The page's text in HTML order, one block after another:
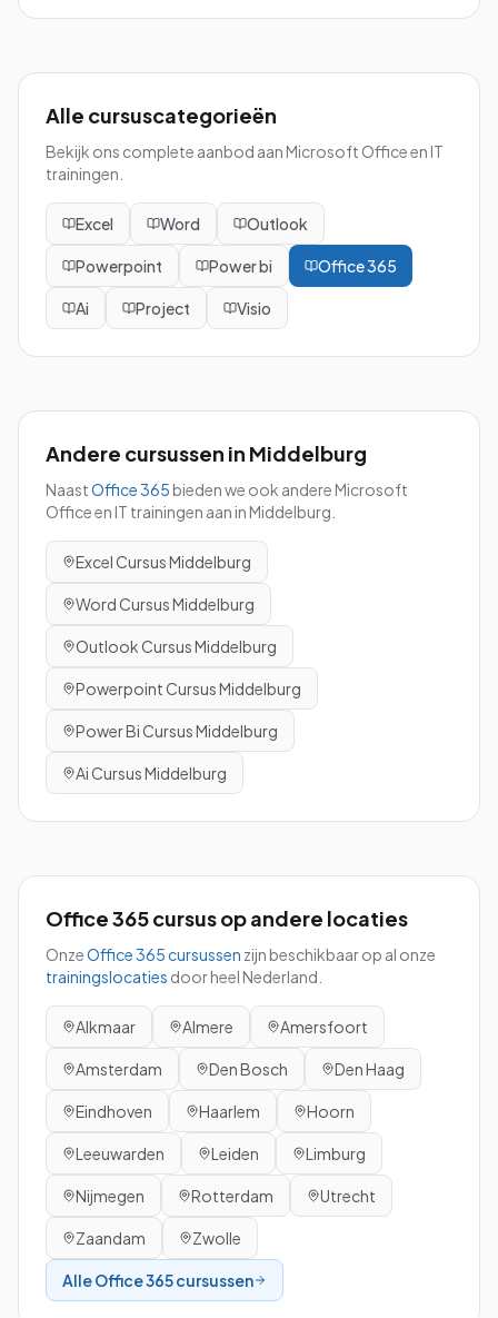
Alle cursuscategorieën
Bekijk ons complete aanbod aan Microsoft Office en IT
trainingen.
Excel Word Outlook
Powerpoint Power bi Office 365
Ai Project Visio
Andere cursussen in Middelburg
NaastOffice 365 bieden we ook andere Microsoft
Office en IT trainingen aan in Middelburg
ExcelCursusMiddelburg
WordCursusMiddelburg
OutlookCursusMiddelburg
PowerpointCursusMiddelburg
Power BiCursusMiddelburg
AiCursusMiddelburg
Office 365cursusop andere locaties
OnzeOffice 365cursussen zijn beschikbaar op al onze
trainingslocaties door heel Nederland.
Alkmaar Almere Amersfoort
Amsterdam Den Bosch Den Haag
Eindhoven Haarlem Hoorn
Leeuwarden Leiden Limburg
Nijmegen Rotterdam Utrecht
Zaandam Zwolle
AlleOffice 365cursussen